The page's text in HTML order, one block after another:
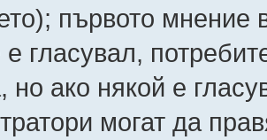
първото мнение
е гласувал,
но ако някой е
могат да